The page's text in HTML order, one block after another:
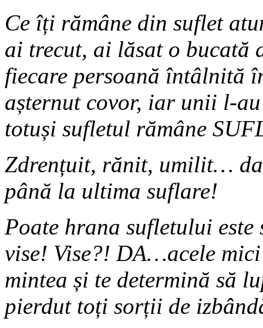
Ce îți rămâne din suflet
ai trecut, ai lăsat o bucată
fiecare persoană întâlnită
așternut covor, iar unii l-
totuși sufletul rămâne
Zdrențuit, rănit, umilit…
până la ultima suflare!
Poate hrana sufletului
vise! Vise?! DA…acele
mintea și te determină să
pierdut toți sorții de